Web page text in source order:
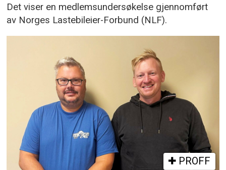
Det viser en medlemsundersøkelse gjennomført
av Norges Lastebileier-Forbund (NLF).
PROFF